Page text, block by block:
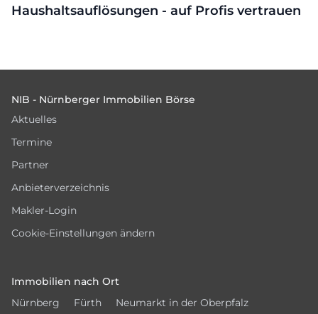
Haushaltsauflösungen - auf Profis vertrauen
NIB - Nürnberger Immobilien Börse
Aktuelles
Termine
Partner
Anbieterverzeichnis
Makler-Login
Cookie-Einstellungen ändern
Immobilien nach Ort
Nürnberg
Fürth
Neumarkt in der Oberpfalz